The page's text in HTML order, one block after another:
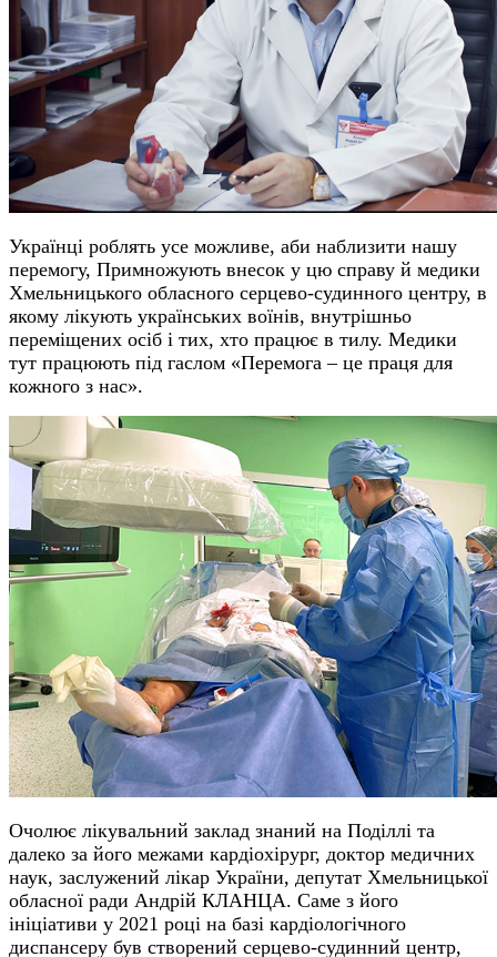
Українці роблять усе можливе, аби наблизити нашу
перемогу, Примножують внесок у цю справу й медики
Хмельницького обласного серцево-судинного центру, в
якому лікують українських воїнів, внутрішньо
переміщених осіб і тих, хто працює в тилу. Медики
тут працюють під гаслом «Перемога – це праця для
кожного з нас».
Очолює лікувальний заклад знаний на Поділлі та
далеко за його межами кардіохірург, доктор медичних
наук, заслужений лікар України, депутат Хмельницької
обласної ради Андрій КЛАНЦА. Саме з його
ініціативи у 2021 році на базі кардіологічного
диспансеру був створений серцево-судинний центр,